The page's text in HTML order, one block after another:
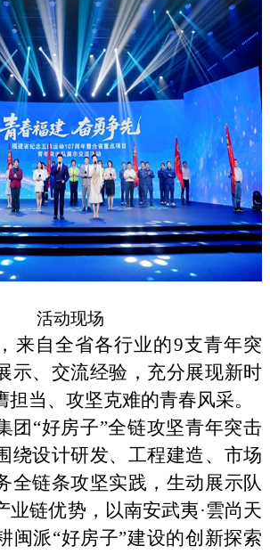
活动现场
来自全省各行业的9支青年突
示、交流经验，充分展现新时
当、攻坚克难的青春风采。
团“好房子”全链攻坚青年突击
绕设计研发、工程建造、市场
全链条攻坚实践，生动展示队
业链优势，以南安武夷·雲尚天
闽派“好房子”建设的创新探索